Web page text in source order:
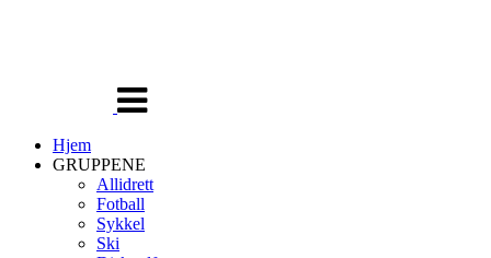
navigasjon
Hjem
GRUPPENE
Allidrett
Fotball
Sykkel
Ski